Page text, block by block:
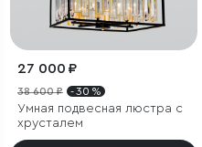
27 000 ₽
38 600 ₽ - 30 %
Умная подвесная люстра с
хрусталем